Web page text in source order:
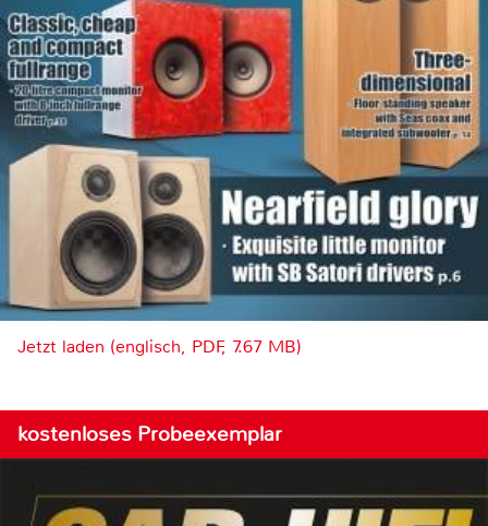
Jetzt laden (englisch, PDF, 7.67 MB)
kostenloses Probeexemplar